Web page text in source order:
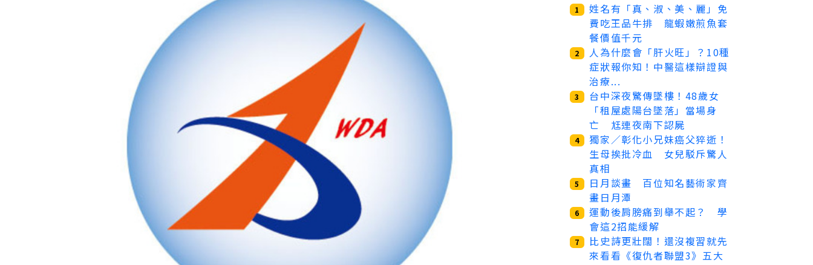
1
姓名有「真、淑、美、麗」免
費吃王品牛排 龍蝦嫩煎魚套
餐價值千元
2
人為什麼會「肝火旺」？10種
症狀報你知！中醫這樣辯證與
治療...
3
台中深夜驚傳墜樓！48歲女
「租屋處陽台墜落」當場身
亡 尪連夜南下認屍
4
獨家／彰化小兄妹癌父猝逝！
生母挨批冷血 女兒駁斥驚人
真相
5
日月談畫 百位知名藝術家齊
畫日月潭
6
運動後肩膀痛到舉不起？ 學
會這2招能緩解
7
比史詩更壯闊！還沒複習就先
來看看《復仇者聯盟3》五大